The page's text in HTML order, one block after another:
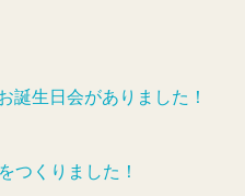
誕生日会がありました！
つくりました！